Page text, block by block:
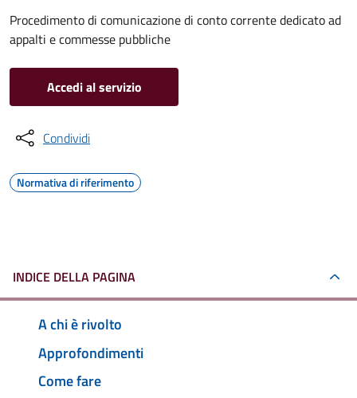
Procedimento di comunicazione di conto corrente dedicato ad
appalti e commesse pubbliche
Accedi al servizio
Condividi
Normativa di riferimento
INDICE DELLA PAGINA
A chi è rivolto
Approfondimenti
Come fare